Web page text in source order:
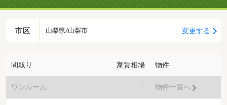
市区 山梨県/山梨市 変更する
間取り 家賃相場 物件
ワンルーム - 物件一覧へ